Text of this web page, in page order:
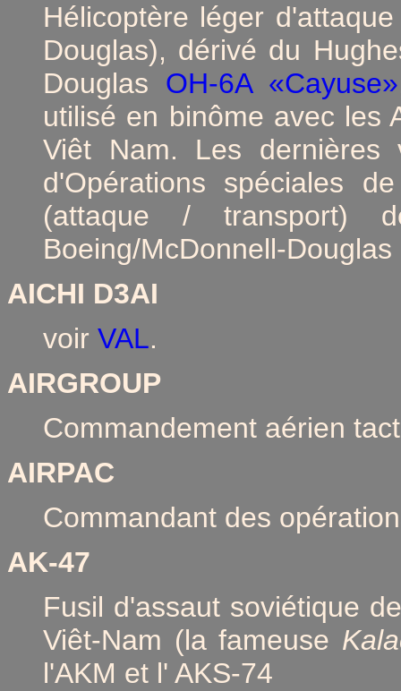
Hélicoptère léger
Douglas), dérivé du
Douglas OH-6A «Cayuse»
utilisé en binôme avec les
Viêt Nam. Les dernières
d'Opérations spéciales
(attaque / transport)
Boeing/McDonnell-
AICHI D3AI
voir VAL.
AIRGROUP
Commandement aérien
AIRPAC
Commandant des
AK-47
Fusil d'assaut soviétique
Viêt-Nam (la fameuse
l'AKM et l' AKS-74